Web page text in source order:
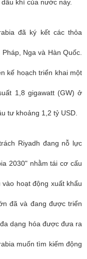
khí của nước này.
đã ký kết các thỏa
Nga và Hàn Quốc.
kế hoạch triển khai một
1,8 gigawatt (GW) ở
tư khoảng 1,2 tỷ USD.
Riyadh đang nỗ lực
2030" nhằm tái cơ cấu
hoạt động xuất khẩu
đã và đang được triển
dạng hóa được đưa ra
muốn tìm kiếm động